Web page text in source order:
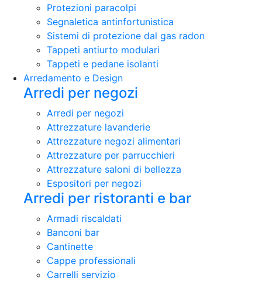
Protezioni paracolpi
Segnaletica antinfortunistica
Sistemi di protezione dal gas radon
Tappeti antiurto modulari
Tappeti e pedane isolanti
Arredamento e Design
Arredi per negozi
Arredi per negozi
Attrezzature lavanderie
Attrezzature negozi alimentari
Attrezzature per parrucchieri
Attrezzature saloni di bellezza
Espositori per negozi
Arredi per ristoranti e bar
Armadi riscaldati
Banconi bar
Cantinette
Cappe professionali
Carrelli servizio